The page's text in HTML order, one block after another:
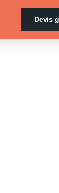
Devis